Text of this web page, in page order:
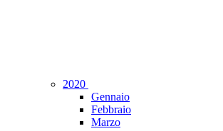
2020
Gennaio
Febbraio
Marzo